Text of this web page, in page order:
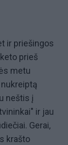
ir priešingos
prieš
metu
neštis į
ir jau
Gerai,
krašto